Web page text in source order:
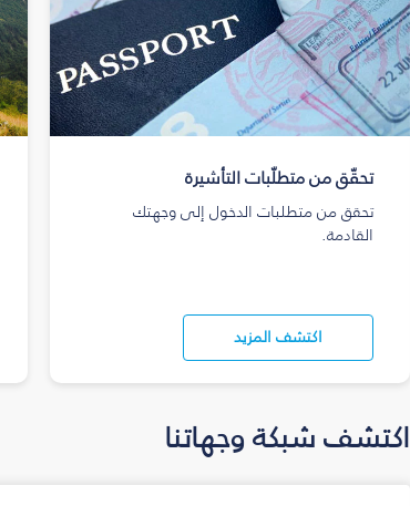
تحقّق من متطلّبات التأشيرة
تحقق من متطلبات الدخول إلى وجهتك
القادمة.
اكتشف المزيد
اكتشف شبكة وجهاتنا